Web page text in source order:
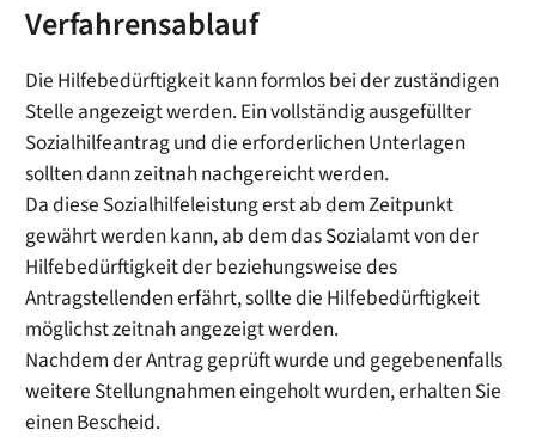
Verfahrensablauf
Die Hilfebedürftigkeit kann formlos bei der zuständigen
Stelle angezeigt werden. Ein vollständig ausgefüllter
Sozialhilfeantrag und die erforderlichen Unterlagen
sollten dann zeitnah nachgereicht werden.
Da diese Sozialhilfeleistung erst ab dem Zeitpunkt
gewährt werden kann, ab dem das Sozialamt von der
Hilfebedürftigkeit der beziehungsweise des
Antragstellenden erfährt, sollte die Hilfebedürftigkeit
möglichst zeitnah angezeigt werden.
Nachdem der Antrag geprüft wurde und gegebenenfalls
weitere Stellungnahmen eingeholt wurden, erhalten Sie
einen Bescheid.